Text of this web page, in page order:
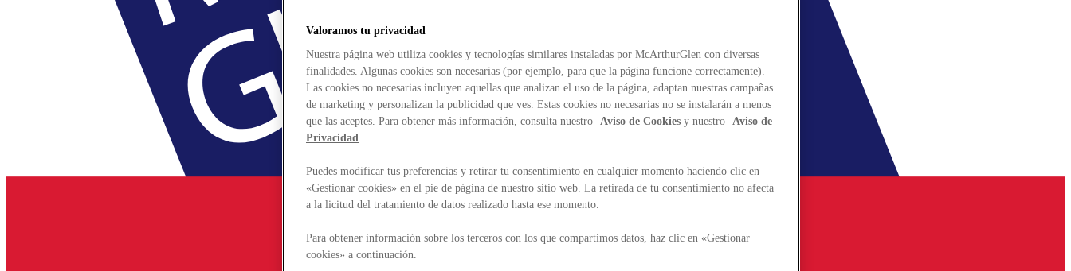
Valoramos tu privacidad
Nuestra página web utiliza cookies y tecnologías similares instaladas por McArthurGlen con diversas
finalidades. Algunas cookies son necesarias (por ejemplo, para que la página funcione correctamente).
Las cookies no necesarias incluyen aquellas que analizan el uso de la página, adaptan nuestras campañas
de marketing y personalizan la publicidad que ves. Estas cookies no necesarias no se instalarán a menos
que las aceptes. Para obtener más información, consulta nuestro Aviso de Cookies y nuestro Aviso de
Privacidad.
Puedes modificar tus preferencias y retirar tu consentimiento en cualquier momento haciendo clic en
«Gestionar cookies» en el pie de página de nuestro sitio web. La retirada de tu consentimiento no afecta
a la licitud del tratamiento de datos realizado hasta ese momento.
Para obtener información sobre los terceros con los que compartimos datos, haz clic en «Gestionar
cookies» a continuación.